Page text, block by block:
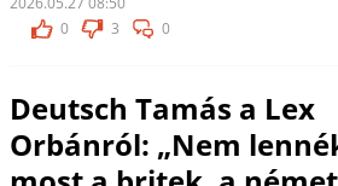
0
3 0
Deutsch Tamás a Lex
Orbánról: „Nem